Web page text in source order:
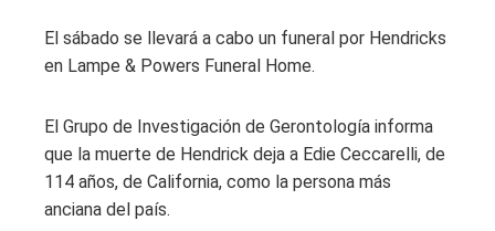
El sábado se llevará a cabo un funeral por Hendricks
en Lampe & Powers Funeral Home.
El Grupo de Investigación de Gerontología informa
que la muerte de Hendrick deja a Edie Ceccarelli, de
114 años, de California, como la persona más
anciana del país.